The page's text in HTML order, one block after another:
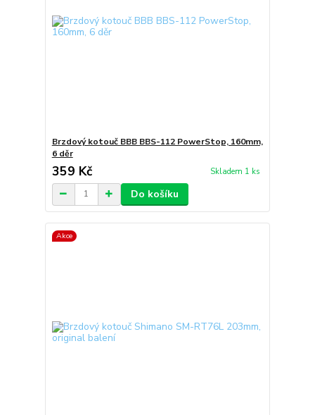
Brzdový kotouč BBB BBS-112 PowerStop, 160mm,
6 děr
359 Kč Skladem 1 ks
Do košíku
Akce